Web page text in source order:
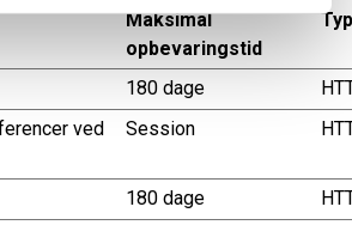
Maksimal
opbevaringstid
180 dage
ved
Session
180 dage